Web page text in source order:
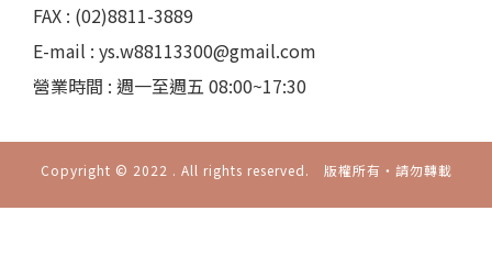
FAX : (02)8811-3889
E-mail : ys.w88113300@gmail.com
營業時間 : 週一至週五 08:00~17:30
Copyright © 2022 . All rights reserved. 版權所有‧請勿轉載